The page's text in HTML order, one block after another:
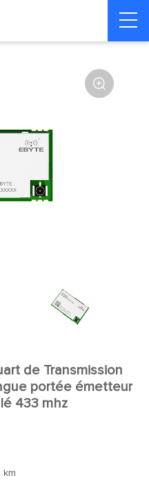

de Transmission
portée émetteur
433 mhz
km